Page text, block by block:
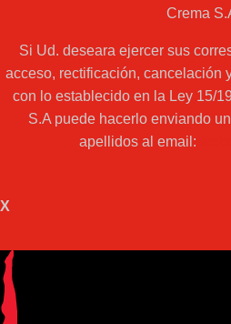
Crema
Si Ud. deseara ejercer sus
acceso, rectificación, cancelación
con lo establecido en la Ley 15/
S.A puede hacerlo enviando
apellidos al email:
X